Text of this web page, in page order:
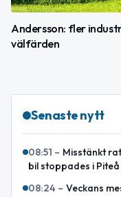
Andersson: fler
välfärden
Senaste nytt
08:51 – Misstänkt
bil stoppades i Piteå
08:24 – Veckans